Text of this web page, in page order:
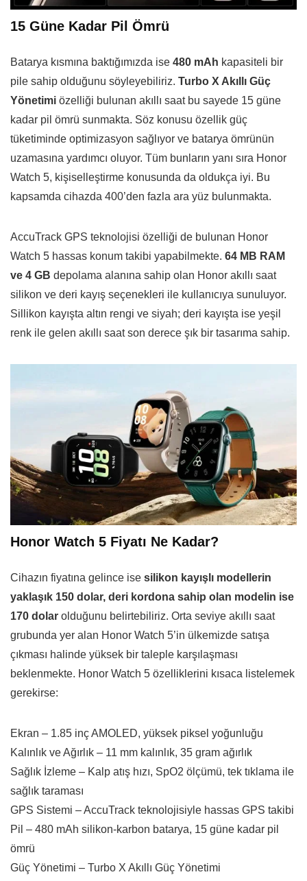
15 Güne Kadar Pil Ömrü
Batarya kısmına baktığımızda ise 480 mAh kapasiteli bir
pile sahip olduğunu söyleyebiliriz. Turbo X Akıllı Güç
Yönetimi özelliği bulunan akıllı saat bu sayede 15 güne
kadar pil ömrü sunmakta. Söz konusu özellik güç
tüketiminde optimizasyon sağlıyor ve batarya ömrünün
uzamasına yardımcı oluyor. Tüm bunların yanı sıra Honor
Watch 5, kişiselleştirme konusunda da oldukça iyi. Bu
kapsamda cihazda 400’den fazla ara yüz bulunmakta.
AccuTrack GPS teknolojisi özelliği de bulunan Honor
Watch 5 hassas konum takibi yapabilmekte. 64 MB RAM
ve 4 GB depolama alanına sahip olan Honor akıllı saat
silikon ve deri kayış seçenekleri ile kullanıcıya sunuluyor.
Sillikon kayışta altın rengi ve siyah; deri kayışta ise yeşil
renk ile gelen akıllı saat son derece şık bir tasarıma sahip.
Honor Watch 5 Fiyatı Ne Kadar?
Cihazın fiyatına gelince ise silikon kayışlı modellerin
yaklaşık 150 dolar, deri kordona sahip olan modelin ise
170 dolar olduğunu belirtebiliriz. Orta seviye akıllı saat
grubunda yer alan Honor Watch 5’in ülkemizde satışa
çıkması halinde yüksek bir taleple karşılaşması
beklenmekte. Honor Watch 5 özelliklerini kısaca listelemek
gerekirse:
Ekran – 1.85 inç AMOLED, yüksek piksel yoğunluğu
Kalınlık ve Ağırlık – 11 mm kalınlık, 35 gram ağırlık
Sağlık İzleme – Kalp atış hızı, SpO2 ölçümü, tek tıklama ile
sağlık taraması
GPS Sistemi – AccuTrack teknolojisiyle hassas GPS takibi
Pil – 480 mAh silikon-karbon batarya, 15 güne kadar pil
ömrü
Güç Yönetimi – Turbo X Akıllı Güç Yönetimi